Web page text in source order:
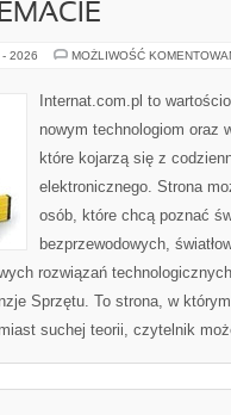
2026 MOŻLIWOŚĆ
Internat.com.pl to
nowym technologiom oraz
które kojarzą się z
elektronicznego. Strona
osób, które chcą poznać
bezprzewodowych,
rozwiązań
Sprzętu. To strona, w
suchej teorii, czytelnik